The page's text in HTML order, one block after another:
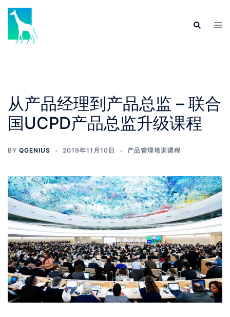
从产品经理到产品总监 – 联合
国UCPD产品总监升级课程
BY QGENIUS 2019年11月10日 产品管理培训课程